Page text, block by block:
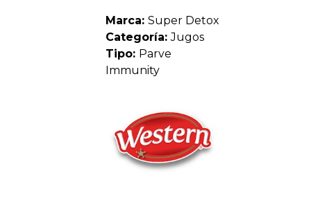
Marca: Super Detox
Categoría:Jugos
Tipo: Parve
Immunity